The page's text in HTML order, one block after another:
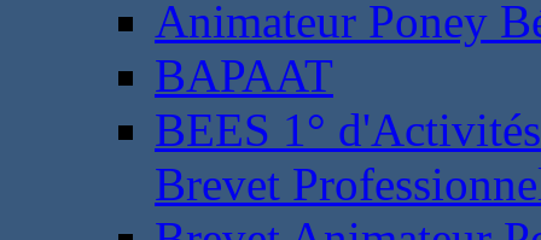
Animateur Poney
BAPAAT
BEES 1°
Brevet